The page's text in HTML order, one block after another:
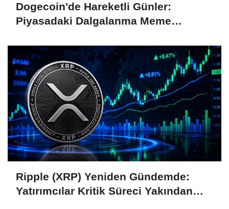
Dogecoin'de Hareketli Günler:
Piyasadaki Dalgalanma Meme
Ripple (XRP) Yeniden Gündemde:
Yatırımcılar Kritik Süreci Yakından